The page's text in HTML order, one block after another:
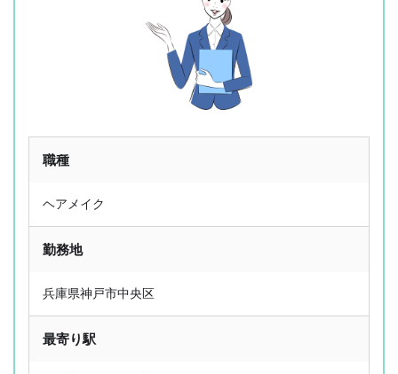
職種
ヘアメイク
勤務地
兵庫県神戸市中央区
最寄り駅